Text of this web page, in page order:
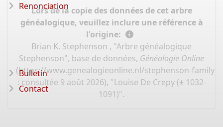
Lors de la copie des données de cet arbre
généalogique, veuillez inclure une référence à
l'origine:
Brian K. Stephenson , "Arbre généalogique
Stephenson", base de données, Généalogie Online
(https://www.genealogieonline.nl/stephenson-family-
: consultée 9 août 2026), "Louise De Crepy (± 1032-
1091)".
Renonciation
Bulletin
Contact